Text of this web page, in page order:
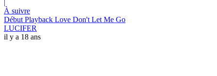
|
À suivre
Début Playback Love Don't Let Me Go
LUCIFER
il y a 18 ans